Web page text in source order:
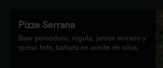
Pizze Serrana
Base pomodoro, rúgula, jamón serrano y
queso feta, bañada en aceite de oliva.